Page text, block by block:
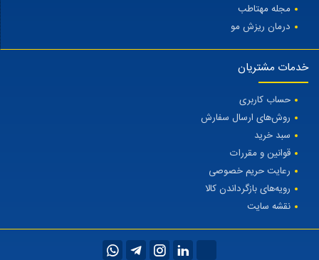
مجله مهتاطب
درمان ریزش مو
خدمات مشتریان
حساب کاربری
روش‌های ارسال سفارش
سبد خرید
قوانین و مقررات
رعایت حریم خصوصی
رویه‌های بازگرداندن کالا
نقشه سایت